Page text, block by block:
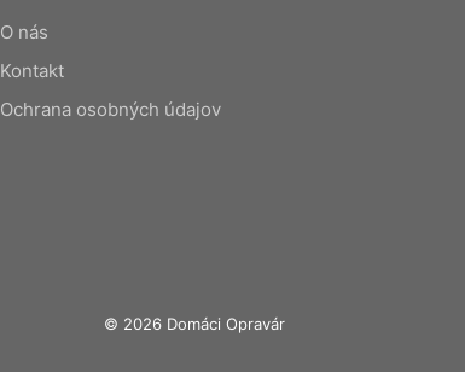
O nás
Kontakt
Ochrana osobných údajov
© 2026 Domáci Opravár